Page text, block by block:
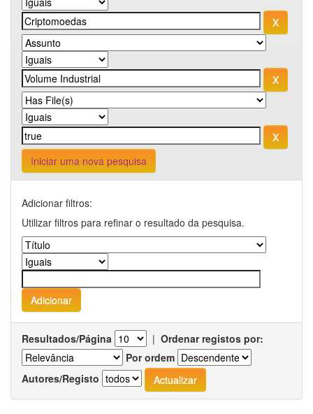
Iniciar uma nova pesquisa
Adicionar filtros:
Utilizar filtros para refinar o resultado da pesquisa.
Resultados/Página | Ordenar registos por:
Por ordem
Autores/Registo